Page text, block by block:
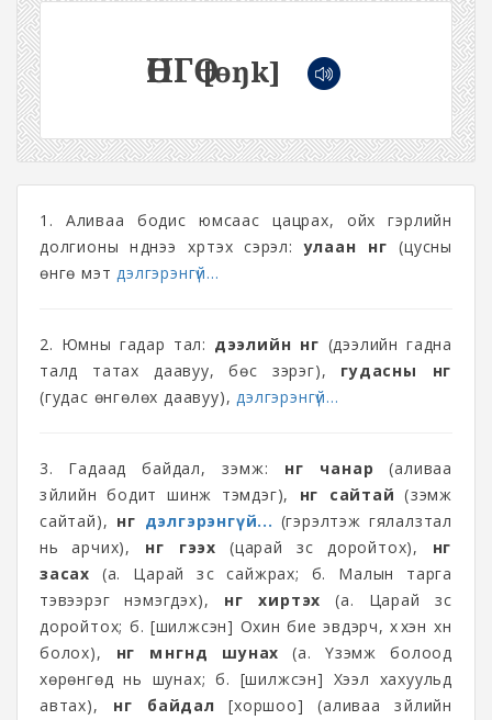
ӨНГӨ[ɵŋk]
1. Аливаа бодис юмсаас цацрах, ойх гэрлийн
долгионы нүднээ хүртэх сэрэл:улаан өнгө (цусны
өнгө мэтдэлгэрэнгүй...
2. Юмны гадар тал: дээлийн өнгө (дээлийн гадна
талд татах даавуу, бөс зэрэг), гудасны өнгө
(гудас өнгөлөх даавуу),дэлгэрэнгүй...
3. Гадаад байдал, үзэмж: өнгө чанар (аливаа
зүйлийн бодит шинж тэмдэг),
өнгө сайтай (үзэмж
сайтай), өнгө дэлгэрэнгүй... (гэрэлтэж гялалзтал
нь арчих),
өнгөө гээх (царай зүс доройтох),
өнгө
засах (а. Царай зүс сайжрах; б. Малын тарга
тэвээрэг нэмэгдэх), өнгө хиртэх (а. Царай зүс
доройтох; б. [шилжсэн] Охин бие эвдэрч, хүүхэн хүн
болох),
өнгө мөнгөнд шунах (а. Үзэмж болоод
хөрөнгөд нь шунах; б. [шилжсэн] Хээл хахуульд
автах), өнгө байдал [хоршоо] (аливаа зүйлийн